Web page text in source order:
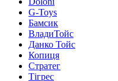
G-Toys
Бамсик
ВладиТойс
Данко Тойс
Копиця
Стратег
Тігрес